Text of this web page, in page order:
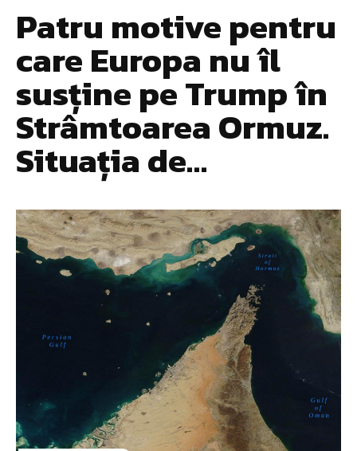
Patru motive pentru
care Europa nu îl
susține pe Trump în
Strâmtoarea Ormuz.
Situația de…